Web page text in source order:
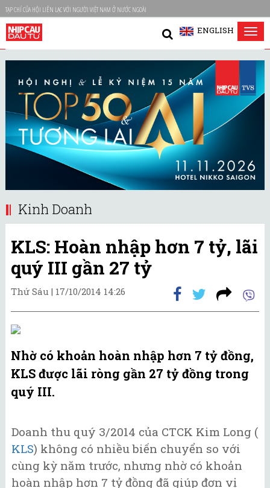
TẠP CHÍ CỦA HỘI LIÊN LẠC VỚI NGƯỜI VIỆT NAM Ở NƯỚC NGOÀI
ENGLISH
Kinh Doanh
KLS: Hoàn nhập hơn 7 tỷ, lãi
quý III gần 27 tỷ
Thứ Sáu | 17/10/2014 14:26
Nhờ có khoản hoàn nhập hơn 7 tỷ đồng,
KLS được lãi ròng gần 27 tỷ đồng trong
quý III.
Doanh thu quý 3/2014 của CTCK Kim Long (
KLS) không có nhiều biến chuyển so với
cùng kỳ năm trước, nhưng nhờ có khoản
hoàn nhập hơn 7 tỷ đồng đã giúp đơn vị